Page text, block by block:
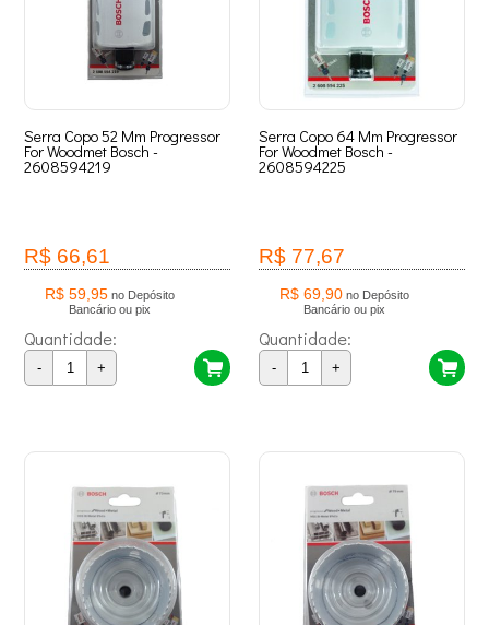
Serra Copo 52 Mm Progressor
For Woodmet Bosch -
2608594219
R$ 66,61
R$ 59,95 no Depósito
Bancário ou pix
Quantidade:
- +
Serra Copo 64 Mm Progressor
For Woodmet Bosch -
2608594225
R$ 77,67
R$ 69,90 no Depósito
Bancário ou pix
Quantidade:
- +